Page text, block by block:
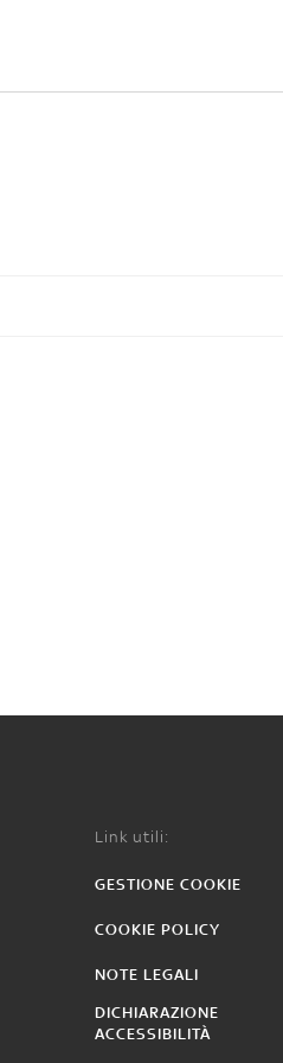
Link utili:
GESTIONE COOKIE
COOKIE POLICY
NOTE LEGALI
DICHIARAZIONE
ACCESSIBILITÀ